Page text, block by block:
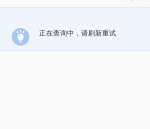
正在查询中，请刷新重试